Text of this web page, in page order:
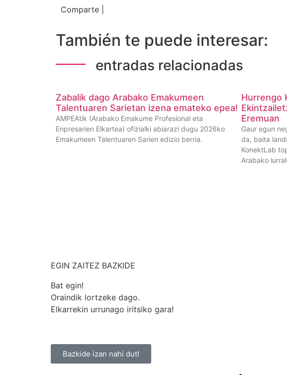
Comparte |
También te puede interesar:
entradas relacionadas
Zabalik dago Arabako Emakumeen
Talentuaren Sarietan izena emateko epea!
AMPEAtik (Arabako Emakume Profesional eta
Enpresarien Elkartea) ofizialki abiarazi dugu 2026ko
Emakumeen Talentuaren Sarien edizio berria.
Hurrengo
Eremuan
Gaur egun
da, baita
KonektLab
Arabako
EGIN ZAITEZ BAZKIDE
Bat egin!
Oraindik lortzeke dago.
Elkarrekin urrunago iritsiko gara!
Bazkide izan nahi dut!